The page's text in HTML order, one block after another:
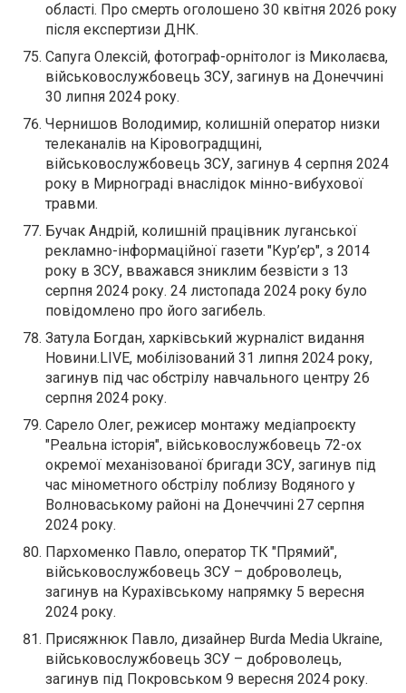
області. Про смерть оголошено 30 квітня 2026 року
після експертизи ДНК.
Сапуга Олексій, фотограф-орнітолог із Миколаєва,
військовослужбовець ЗСУ, загинув на Донеччині
30 липня 2024 року.
Чернишов Володимир, колишній оператор низки
телеканалів на Кіровоградщині,
військовослужбовець ЗСУ, загинув 4 серпня 2024
року в Мирнограді внаслідок мінно-вибухової
травми.
Бучак Андрій, колишній працівник луганської
рекламно-інформаційної газети "Кур’єр", з 2014
року в ЗСУ, вважався зниклим безвісти з 13
серпня 2024 року. 24 листопада 2024 року було
повідомлено про його загибель.
Затула Богдан, харківський журналіст видання
Новини.LIVE, мобілізований 31 липня 2024 року,
загинув під час обстрілу навчального центру 26
серпня 2024 року.
Сарело Олег, режисер монтажу медіапроєкту
"Реальна історія", військовослужбовець 72-ох
окремої механізованої бригади ЗСУ, загинув під
час мінометного обстрілу поблизу Водяного у
Волноваському районі на Донеччині 27 серпня
2024 року.
Пархоменко Павло, оператор ТК "Прямий",
військовослужбовець ЗСУ – доброволець,
загинув на Курахівському напрямку 5 вересня
2024 року.
Присяжнюк Павло, дизайнер Burda Media Ukraine,
військовослужбовець ЗСУ – доброволець,
загинув під Покровськом 9 вересня 2024 року.